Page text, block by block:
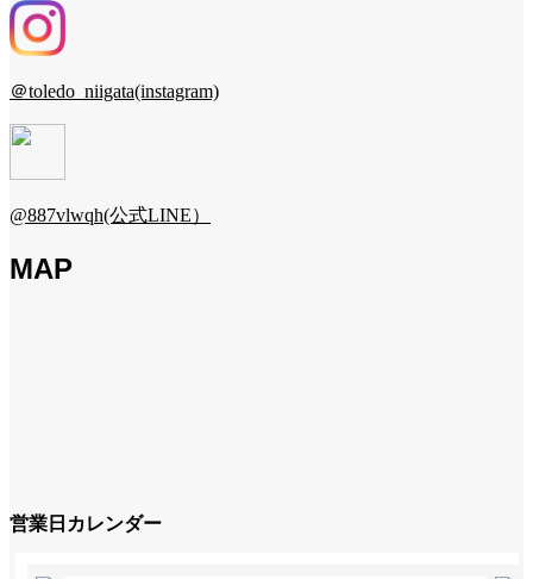
＠toledo_niigata(instagram)
@887vlwqh(公式LINE）
MAP
営業日カレンダー